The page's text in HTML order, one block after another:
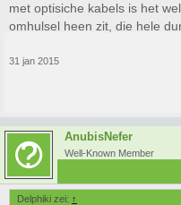
met optisiche kabels is het
omhulsel heen zit, die hele
31 jan 2015
AnubisNefer
Well-Known Member
Delphiki zei: ↑